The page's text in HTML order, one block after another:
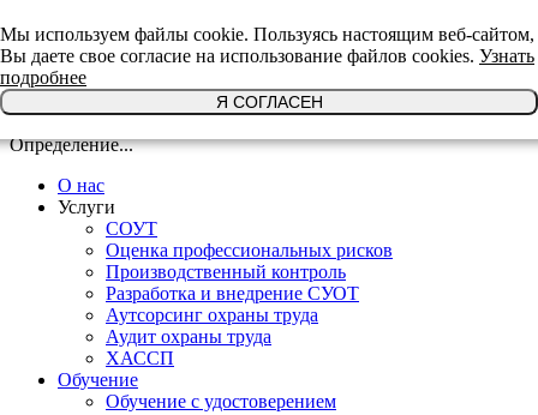
Определение...
О нас
Услуги
СОУТ
Оценка профессиональных рисков
Производственный контроль
Разработка и внедрение СУОТ
Аутсорсинг охраны труда
Аудит охраны труда
ХАССП
Обучение
Обучение с удостоверением
Мы используем файлы cookie. Пользуясь настоящим веб-сайтом,
Вы даете свое согласие на использование файлов cookies. Узнать
подробнее
Я СОГЛАСЕН